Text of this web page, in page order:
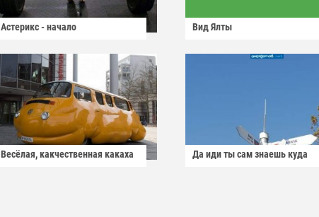
Астерикс - начало Вид Ялты
Весёлая, какчественная какаха Да иди ты сам знаешь куда